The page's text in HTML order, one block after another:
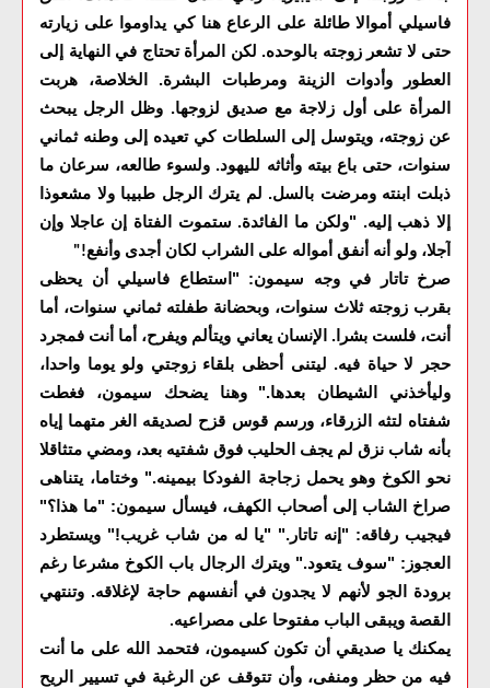
فاسيلي أموالا طائلة على الرعاع هنا كي يداوموا على زيارته
حتى لا تشعر زوجته بالوحده. لكن المرأة تحتاج في النهاية إلى
العطور وأدوات الزينة ومرطبات البشرة. الخلاصة، هربت
المرأة على أول زلاجة مع صديق لزوجها. وظل الرجل يبحث
عن زوجته، ويتوسل إلى السلطات كي تعيده إلى وطنه ثماني
سنوات، حتى باع بيته وأثاثه لليهود. ولسوء طالعه، سرعان ما
ذبلت ابنته ومرضت بالسل. لم يترك الرجل طبيبا ولا مشعوذا
إلا ذهب إليه. "ولكن ما الفائدة. ستموت الفتاة إن عاجلا وإن
آجلا، ولو أنه أنفق أمواله على الشراب لكان أجدى وأنفع!"
صرخ تاتار في وجه سيمون: "استطاع فاسيلي أن يحظى
بقرب زوجته ثلاث سنوات، وبحضانة طفلته ثماني سنوات، أما
أنت، فلست بشرا. الإنسان يعاني ويتألم ويفرح، أما أنت فمجرد
حجر لا حياة فيه. ليتنى أحظى بلقاء زوجتي ولو يوما واحدا،
وليأخذني الشيطان بعدها." وهنا يضحك سيمون، فغطت
شفتاه لتثه الزرقاء، ورسم قوس قزح لصديقه الغر متهما إياه
بأنه شاب نزق لم يجف الحليب فوق شفتيه بعد، ومضي متثاقلا
نحو الكوخ وهو يحمل زجاجة الفودكا بيمينه." وختاما، يتناهى
صراخ الشاب إلى أصحاب الكهف، فيسأل سيمون: "ما هذا؟"
فيجيب رفاقه: "إنه تاتار." "يا له من شاب غريب!" ويستطرد
العجوز: "سوف يتعود." ويترك الرجال باب الكوخ مشرعا رغم
برودة الجو لأنهم لا يجدون في أنفسهم حاجة لإغلاقه. وتنتهي
القصة ويبقى الباب مفتوحا على مصراعيه.
يمكنك يا صديقي أن تكون كسيمون، فتحمد الله على ما أنت
فيه من حظر ومنفى، وأن تتوقف عن الرغبة في تسيير الريح